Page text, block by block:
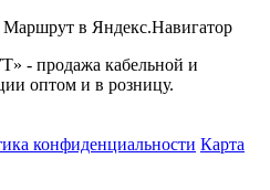
Маршрут в Яндекс.Навигатор
- продажа кабельной и
оптом и в розницу.
конфиденциальности Карта